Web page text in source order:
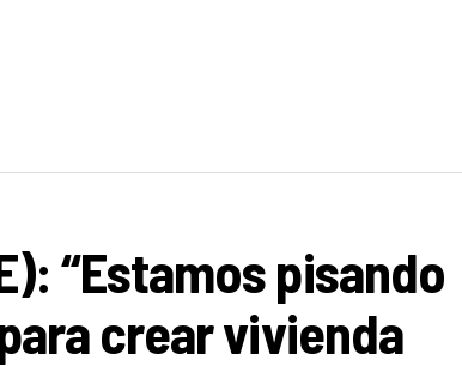
“Estamos pisando
crear vivienda